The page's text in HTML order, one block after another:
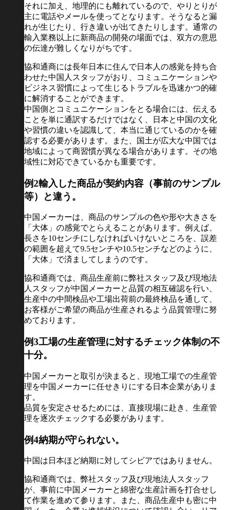
それに加え、地理的にも離れているので、やりとりが
主に電話やメールを使ってとなります。そうなると漏
れが生じたり、行き違いが出てきたりします。通常の
輸入業務以上に新商品の開発の場面では、双方の意思
の伝達が難しくなりがちです。
協和通商には長年日本に住んで日本人の感覚を持ち合
わせた中国人スタッフがおり、コミュニケーションや
ビジネス習慣によって生じるトラブルを迅速かつ的確
に解消することができます。
中国側とコミュニケーションをとる場合には、伝える
ことを単に通訳するだけではなく、日本と中国の文化
や習慣の違いを認識して、本当に通じているのかを確
認する必要があります。また、国土が広大な中国では
地域によって商習慣が異なる場合があります。その地
域性に対応できているかも重要です。
例2輸入した商品が契約内容（事前のサンプル
等）と違う。
中国メーカーは、商品のサンプルの色や形や大きさを
「大体」の感覚でとらえることがあります。例えば、
長さを10センチにしなければいけないところを、誤差
の範囲を超えて9.5センチや10.5センチなどのように、
「大体」で済ましてしまうのです。
協和通商では、商品生産前に弊社スタッフ及び現地法
人スタッフが中国メーカーと品質の相互確認を行い、
生産中の中間検品や工場出荷前の最終検品を通して、
お客様がご希望の商品が生産されるよう品質管理に努
めております。
例3工場の生産管理に対するチェック体制の不
十分。
中国メーカーと取引が決まると、現地工場での生産管
理を中国メーカーに任せきりにする日本企業がありま
す。
品質を安定させるためには、直接現場に赴き、生産管
理を逐次チェックする必要があります。
例4納期が守られない。
中国は日本ほど納期に対してシビアではありません。
協和通商では、弊社スタッフ及び現地法人スタッフ
が、事前に中国メーカーと綿密な生産計画を打合せし
て作業を進めて参ります。また、商品生産中も密に中